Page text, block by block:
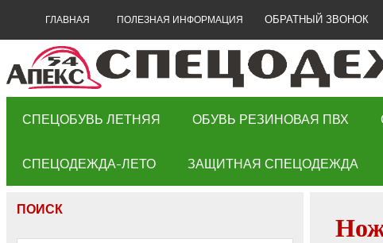
ГЛАВНАЯ ПОЛЕЗНАЯ ИНФОРМАЦИЯ ОБРАТНЫЙ ЗВОНОК
СПЕЦОБУВЬ ЛЕТНЯЯ ОБУВЬ РЕЗИНОВАЯ ПВХ
СПЕЦОДЕЖДА-ЛЕТО ЗАЩИТНАЯ СПЕЦОДЕЖДА
ПОИСК